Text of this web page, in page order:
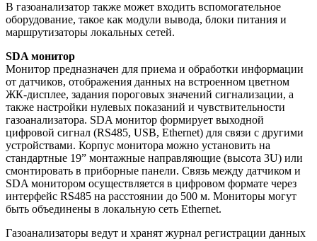
В газоанализатор также может входить вспомогательное
оборудование, такое как модули вывода, блоки питания и
маршрутизаторы локальных сетей.
SDA монитор
Монитор предназначен для приема и обработки информации
от датчиков, отображения данных на встроенном цветном
ЖК-дисплее, задания пороговых значений сигнализации, а
также настройки нулевых показаний и чувствительности
газоанализатора. SDA монитор формирует выходной
цифровой сигнал (RS485, USB, Ethernet) для связи с другими
устройствами. Корпус монитора можно установить на
стандартные 19” монтажные направляющие (высота 3U) или
смонтировать в приборные панели. Связь между датчиком и
SDA монитором осуществляется в цифровом формате через
интерфейс RS485 на расстоянии до 500 м. Мониторы могут
быть объединены в локальную сеть Ethernet.
Газоанализаторы ведут и хранят журнал регистрации данных